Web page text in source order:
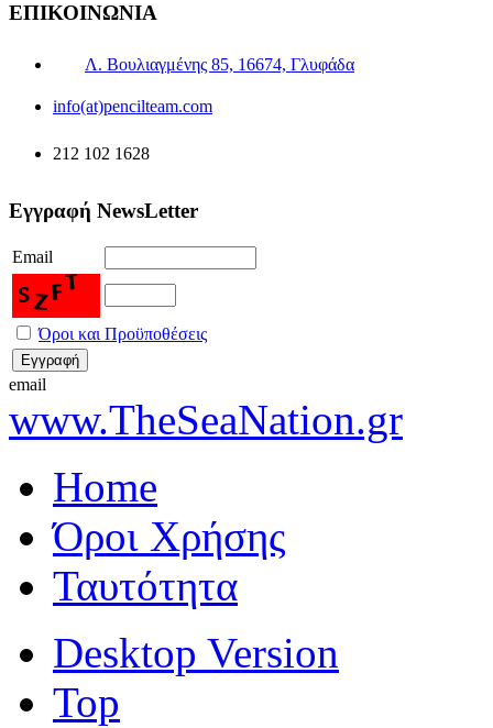
ΕΠΙΚΟΙΝΩΝΙΑ
Λ. Βουλιαγμένης 85, 16674, Γλυφάδα
info(at)pencilteam.com
212 102 1628
Εγγραφή NewsLetter
Email
Όροι και Προϋποθέσεις
email
www.TheSeaNation.gr
Home
Όροι Χρήσης
Ταυτότητα
Desktop Version
Top